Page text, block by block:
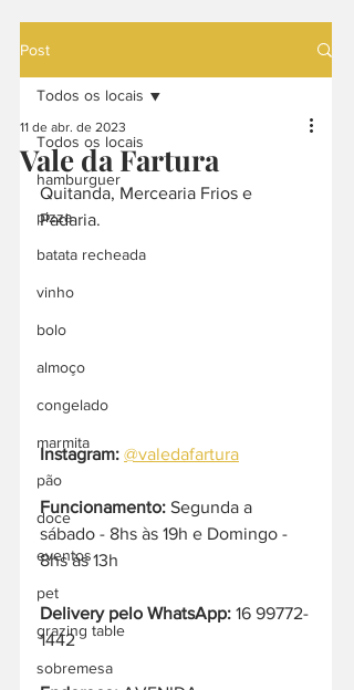
Post
Todos os locais
hamburguer
pizza
batata recheada
vinho
bolo
almoço
congelado
marmita
pão
doce
eventos
pet
grazing table
sobremesa
Todos os locais
Vale da Fartura
11 de abr. de 2023
Quitanda, Mercearia Frios e
Padaria.
Instagram: @valedafartura
Funcionamento: Segunda a
sábado - 8hs às 19h e Domingo -
8hs às 13h
Delivery pelo WhatsApp: 16 99772-
1442